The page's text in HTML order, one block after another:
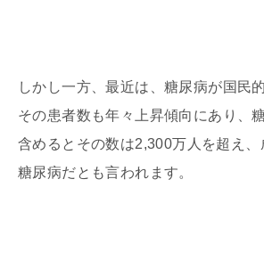
しかし一方、最近は、糖尿病が国民
その患者数も年々上昇傾向にあり、
含めるとその数は2,300万人を超え
糖尿病だとも言われます。